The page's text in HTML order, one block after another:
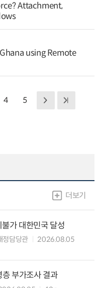
Attachment,
using Remote
4 5
더보기
가 대한민국 달성
정담당관
2026.08.05
부가조사 결과